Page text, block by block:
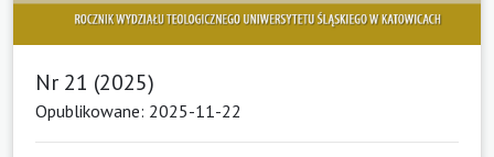
Nr 21 (2025)
Opublikowane: 2025-11-22